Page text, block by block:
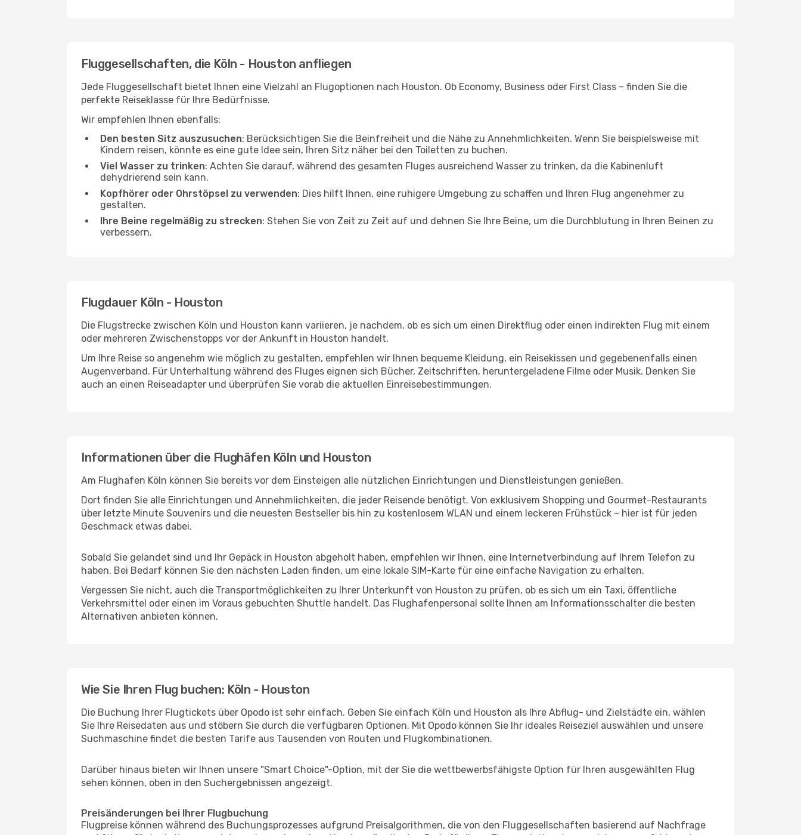
Fluggesellschaften, die Köln - Houston anfliegen
Jede Fluggesellschaft bietet Ihnen eine Vielzahl an Flugoptionen nach Houston. Ob Economy, Business oder First Class – finden Sie die
perfekte Reiseklasse für Ihre Bedürfnisse.
Wir empfehlen Ihnen ebenfalls:
Den besten Sitz auszusuchen: Berücksichtigen Sie die Beinfreiheit und die Nähe zu Annehmlichkeiten. Wenn Sie beispielsweise mit
Kindern reisen, könnte es eine gute Idee sein, Ihren Sitz näher bei den Toiletten zu buchen.
Viel Wasser zu trinken: Achten Sie darauf, während des gesamten Fluges ausreichend Wasser zu trinken, da die Kabinenluft
dehydrierend sein kann.
Kopfhörer oder Ohrstöpsel zu verwenden: Dies hilft Ihnen, eine ruhigere Umgebung zu schaffen und Ihren Flug angenehmer zu
gestalten.
Ihre Beine regelmäßig zu strecken: Stehen Sie von Zeit zu Zeit auf und dehnen Sie Ihre Beine, um die Durchblutung in Ihren Beinen zu
verbessern.
Flugdauer Köln - Houston
Die Flugstrecke zwischen Köln und Houston kann variieren, je nachdem, ob es sich um einen Direktflug oder einen indirekten Flug mit einem
oder mehreren Zwischenstopps vor der Ankunft in Houston handelt.
Um Ihre Reise so angenehm wie möglich zu gestalten, empfehlen wir Ihnen bequeme Kleidung, ein Reisekissen und gegebenenfalls einen
Augenverband. Für Unterhaltung während des Fluges eignen sich Bücher, Zeitschriften, heruntergeladene Filme oder Musik. Denken Sie
auch an einen Reiseadapter und überprüfen Sie vorab die aktuellen Einreisebestimmungen.
Informationen über die Flughäfen Köln und Houston
Am Flughafen Köln können Sie bereits vor dem Einsteigen alle nützlichen Einrichtungen und Dienstleistungen genießen.
Dort finden Sie alle Einrichtungen und Annehmlichkeiten, die jeder Reisende benötigt. Von exklusivem Shopping und Gourmet-Restaurants
über letzte Minute Souvenirs und die neuesten Bestseller bis hin zu kostenlosem WLAN und einem leckeren Frühstück – hier ist für jeden
Geschmack etwas dabei.
Sobald Sie gelandet sind und Ihr Gepäck in Houston abgeholt haben, empfehlen wir Ihnen, eine Internetverbindung auf Ihrem Telefon zu
haben. Bei Bedarf können Sie den nächsten Laden finden, um eine lokale SIM-Karte für eine einfache Navigation zu erhalten.
Vergessen Sie nicht, auch die Transportmöglichkeiten zu Ihrer Unterkunft von Houston zu prüfen, ob es sich um ein Taxi, öffentliche
Verkehrsmittel oder einen im Voraus gebuchten Shuttle handelt. Das Flughafenpersonal sollte Ihnen am Informationsschalter die besten
Alternativen anbieten können.
Wie Sie Ihren Flug buchen: Köln - Houston
Die Buchung Ihrer Flugtickets über Opodo ist sehr einfach. Geben Sie einfach Köln und Houston als Ihre Abflug- und Zielstädte ein, wählen
Sie Ihre Reisedaten aus und stöbern Sie durch die verfügbaren Optionen. Mit Opodo können Sie Ihr ideales Reiseziel auswählen und unsere
Suchmaschine findet die besten Tarife aus Tausenden von Routen und Flugkombinationen.
Darüber hinaus bieten wir Ihnen unsere "Smart Choice"-Option, mit der Sie die wettbewerbsfähigste Option für Ihren ausgewählten Flug
sehen können, oben in den Suchergebnissen angezeigt.
Preisänderungen bei Ihrer Flugbuchung
Flugpreise können während des Buchungsprozesses aufgrund Preisalgorithmen, die von den Fluggesellschaften basierend auf Nachfrage